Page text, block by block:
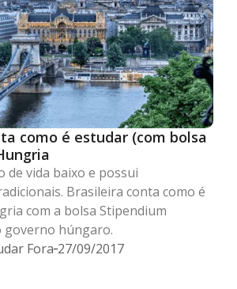
como é estudar (com bolsa
de vida baixo e possui
Brasileira conta como é
com a bolsa Stipendium
governo húngaro.
Fora 27/09/2017